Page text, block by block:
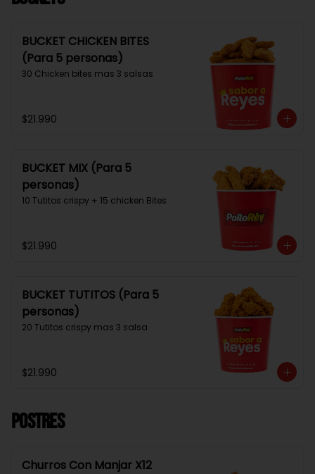
BUCKET CHICKEN BITES
(Para 5 personas)
30 Chicken bites mas 3 salsas
$21.990
BUCKET MIX (Para 5
personas)
10 Tutitos crispy + 15 chicken Bites
$21.990
BUCKET TUTITOS (Para 5
personas)
20 Tutitos crispy mas 3 salsa
$21.990
Postres
Churros Con Manjar X12